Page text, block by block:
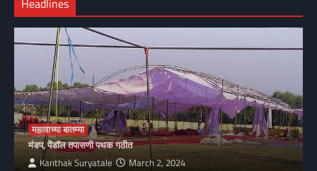
Headlines
महत्वाच्या बातम्या
मंडप, पेंडॉल तपासणी पथक गठीत
Kanthak Suryatale March 2, 2024